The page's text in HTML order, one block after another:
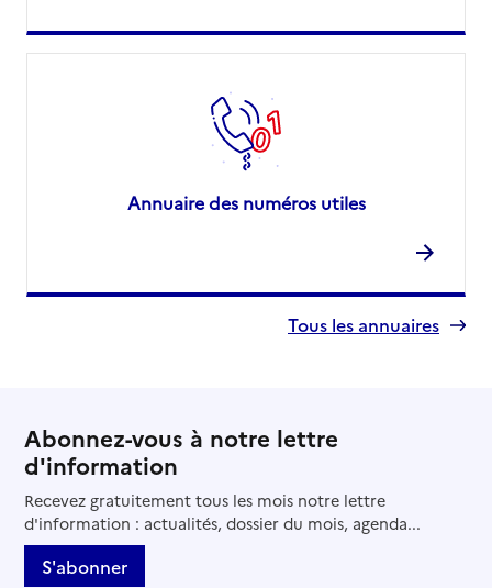
Annuaire des numéros utiles
Tous les annuaires
Abonnez-vous à notre lettre
d'information
Recevez gratuitement tous les mois notre lettre
d'information : actualités, dossier du mois, agenda...
S'abonner